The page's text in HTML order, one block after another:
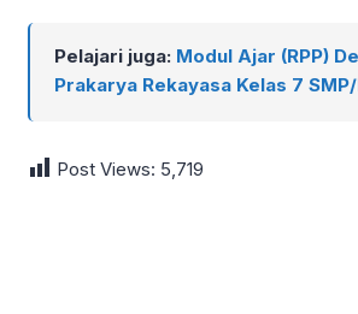
Pelajari juga: Modul Ajar (RPP)
Prakarya Rekayasa Kelas 7
Post Views: 5,719